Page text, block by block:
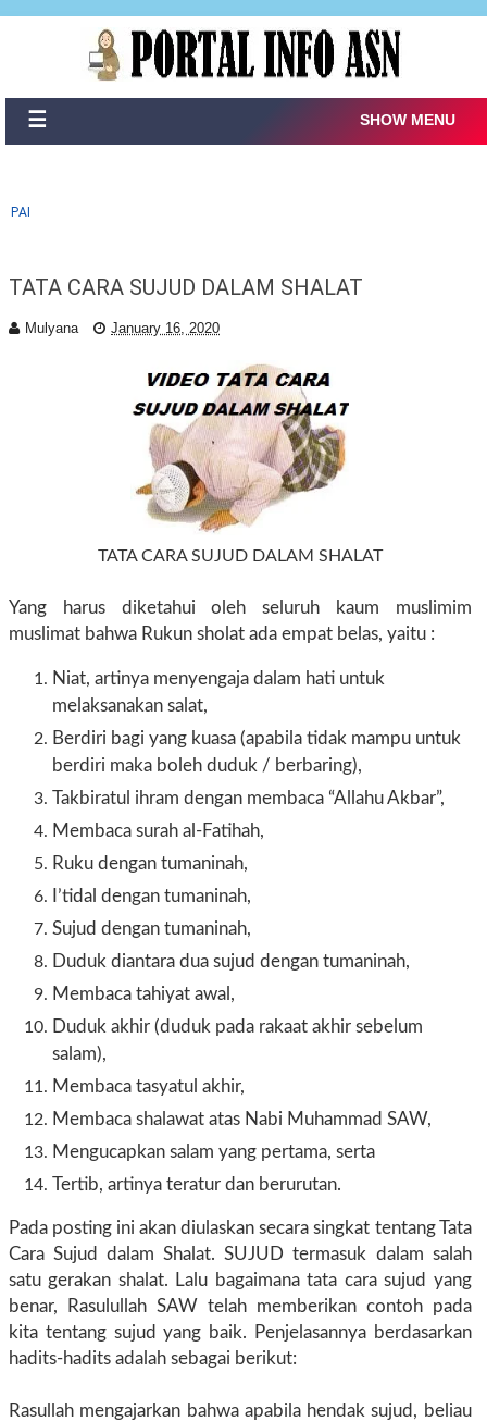
☰ SHOW MENU
PAI
TATA CARA SUJUD DALAM SHALAT
Mulyana January 16, 2020
TATA CARA SUJUD DALAM SHALAT
Yang harus diketahui oleh seluruh kaum muslimim
muslimat bahwa Rukun sholat ada empat belas, yaitu :
Niat, artinya menyengaja dalam hati untuk
melaksanakan salat,
Berdiri bagi yang kuasa (apabila tidak mampu untuk
berdiri maka boleh duduk / berbaring),
Takbiratul ihram dengan membaca “Allahu Akbar”,
Membaca surah al-Fatihah,
Ruku dengan tumaninah,
I’tidal dengan tumaninah,
Sujud dengan tumaninah,
Duduk diantara dua sujud dengan tumaninah,
Membaca tahiyat awal,
Duduk akhir (duduk pada rakaat akhir sebelum
salam),
Membaca tasyatul akhir,
Membaca shalawat atas Nabi Muhammad SAW,
Mengucapkan salam yang pertama, serta
Tertib, artinya teratur dan berurutan.
Pada posting ini akan diulaskan secara singkat tentang Tata
Cara Sujud dalam Shalat. SUJUD termasuk dalam salah
satu gerakan shalat. Lalu bagaimana tata cara sujud yang
benar, Rasulullah SAW telah memberikan contoh pada
kita tentang sujud yang baik. Penjelasannya berdasarkan
hadits-hadits adalah sebagai berikut:
Rasullah mengajarkan bahwa apabila hendak sujud, beliau